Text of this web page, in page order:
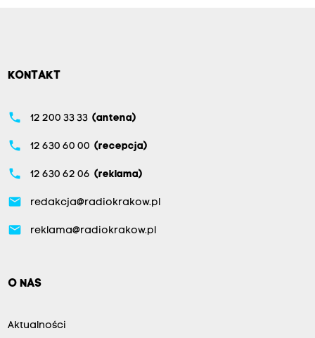
KONTAKT
phone 12 200 33 33 (antena)
phone 12 630 60 00 (recepcja)
phone 12 630 62 06 (reklama)
email redakcja@radiokrakow.pl
email reklama@radiokrakow.pl
O NAS
Aktualności